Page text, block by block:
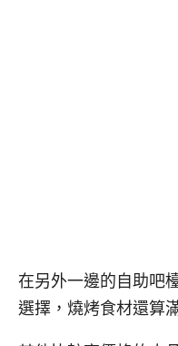
在另外一邊的自助吧
選擇，燒烤食材還算